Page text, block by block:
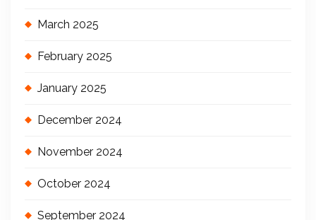
March 2025
February 2025
January 2025
December 2024
November 2024
October 2024
September 2024